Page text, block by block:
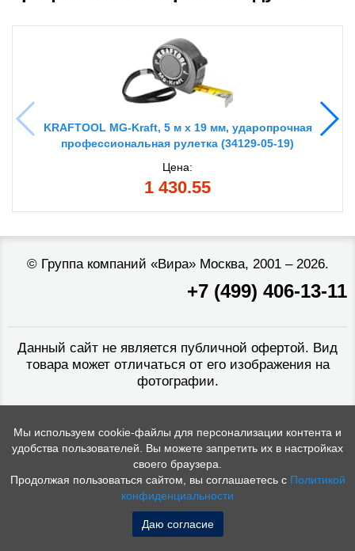
KRAFTOOL MG-Kraft, 5 м х 19 мм, ударопрочная
профессиональная рулетка (34129-05-19)
Цена:
1 430.55
© Группа компаний «Вира»Москва, 2001 – 2026.
+7 (499) 406-13-11
Данный сайт не является публичной офертой. Вид
товара может отличаться от его изображения на
фотографии.
Мы используем cookie-файлы для персонализации контента и
удобства пользователей. Вы можете запретить их в настройках
своего браузера.
Продолжая пользоваться сайтом, вы соглашаетесь с Политикой
конфиденциальности
Даю согласие